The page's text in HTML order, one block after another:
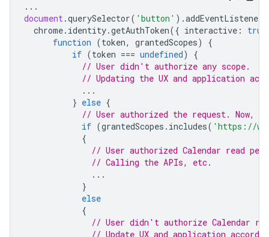
...
document.querySelector( 'button' ).addEventListener
chrome. identity.getAuthToken({ interactive : true
function (token, grantedScopes)
{
if (token === undefined)
{
// User didn't authorize any scope.
// Updating the UX and application
...
} else {
// User authorized the request. Now,
if (grantedScopes . includes( 'https://
{
// User authorized Calendar read
// Calling the APIs, etc.
...
}
else
{
// User didn't authorize Calendar
// Update UX and application